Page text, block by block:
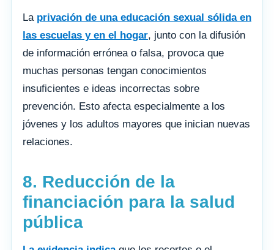
La privación de una educación sexual sólida en
las escuelas y en el hogar, junto con la difusión
de información errónea o falsa, provoca que
muchas personas tengan conocimientos
insuficientes e ideas incorrectas sobre
prevención. Esto afecta especialmente a los
jóvenes y los adultos mayores que inician nuevas
relaciones.
8. Reducción de la
financiación para la salud
pública